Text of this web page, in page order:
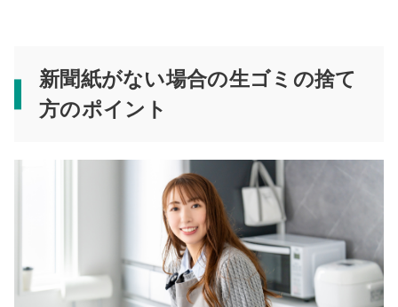
新聞紙がない場合の生ゴミの捨て
方のポイント